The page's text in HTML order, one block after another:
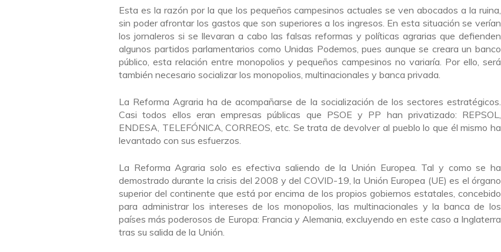
Esta es la razón por la que los pequeños campesinos actuales se ven abocados a la ruina,
sin poder afrontar los gastos que son superiores a los ingresos. En esta situación se verían
los jornaleros si se llevaran a cabo las falsas reformas y políticas agrarias que defienden
algunos partidos parlamentarios como Unidas Podemos, pues aunque se creara un banco
público, esta relación entre monopolios y pequeños campesinos no variaría. Por ello, será
también necesario socializar los monopolios, multinacionales y banca privada.
La Reforma Agraria ha de acompañarse de la socialización de los sectores estratégicos.
Casi todos ellos eran empresas públicas que PSOE y PP han privatizado: REPSOL,
ENDESA, TELEFÓNICA, CORREOS, etc. Se trata de devolver al pueblo lo que él mismo ha
levantado con sus esfuerzos.
La Reforma Agraria solo es efectiva saliendo de la Unión Europea. Tal y como se ha
demostrado durante la crisis del 2008 y del COVID-19, la Unión Europea (UE) es el órgano
superior del continente que está por encima de los propios gobiernos estatales, concebido
para administrar los intereses de los monopolios, las multinacionales y la banca de los
países más poderosos de Europa: Francia y Alemania, excluyendo en este caso a Inglaterra
tras su salida de la Unión.